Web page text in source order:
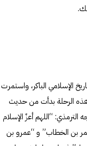
الإسلامي الباكر، واستمرت
هذه الرحلة بدأت من حديث
“اللهم أعزّ الإسلام
بن الخطاب” و “عمرو بن